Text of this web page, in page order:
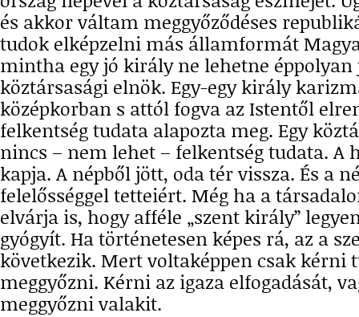
és akkor váltam meggyőződéses
tudok elképzelni más államformát
mintha egy jó király ne lehetne éppolyan
köztársasági elnök. Egy-egy király
középkorban s attól fogva az Istentől
felkentség tudata alapozta meg. Egy
nincs – nem lehet – felkentség tudata. A
kapja. A népből jött, oda tér vissza. És a
felelősséggel tetteiért. Még ha a
elvárja is, hogy afféle „szent király”
gyógyít. Ha történetesen képes rá, az a
következik. Mert voltaképpen csak kérni
meggyőzni. Kérni az igaza elfogadását,
meggyőzni valakit.